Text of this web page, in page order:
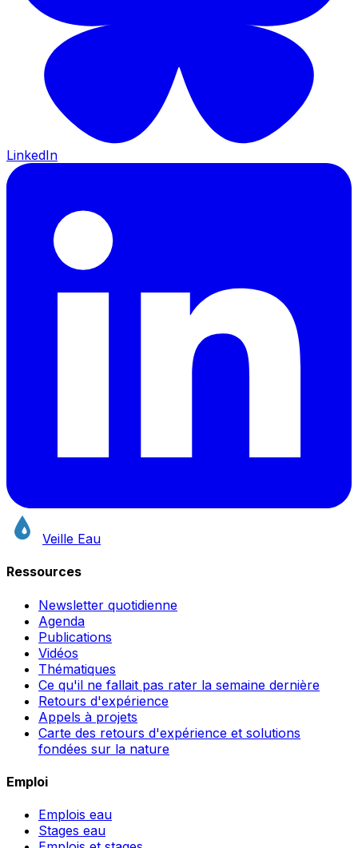
LinkedIn
Veille Eau
Ressources
Newsletter quotidienne
Agenda
Publications
Vidéos
Thématiques
Ce qu'il ne fallait pas rater la semaine dernière
Retours d'expérience
Appels à projets
Carte des retours d'expérience et solutions
fondées sur la nature
Emploi
Emplois eau
Stages eau